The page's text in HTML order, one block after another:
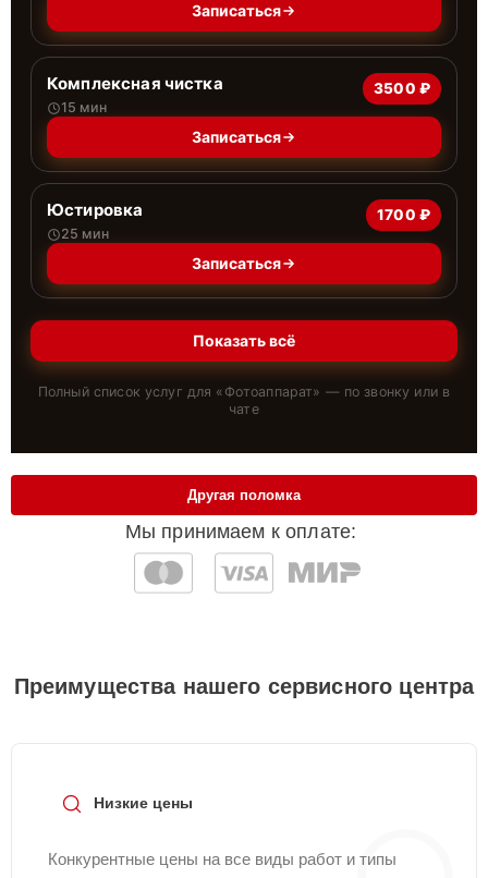
Записаться
Комплексная чистка
15 мин
3500 ₽
Записаться
Юстировка
25 мин
1700 ₽
Записаться
Показать всё
Полный список услуг для « Фотоаппарат» — по звонку или в
чате
Мы принимаем к оплате:
Другая поломка
Преимущества нашего сервисного центра
Низкие цены
Конкурентные цены на все виды работ и типы